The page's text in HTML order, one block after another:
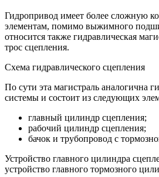
Гидропривод имеет более сложную
элементам, помимо выжимного
относится также гидравлическая
трос сцепления.
Схема гидравлического сцепления
По сути эта магистраль аналогична
системы и состоит из следующих
главный цилиндр сцепления;
рабочий цилиндр сцепления;
бачок и трубопровод с
Устройство главного цилиндра
устройство главного тормозного